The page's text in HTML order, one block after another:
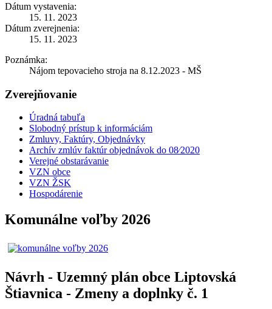
Dátum vystavenia:
15. 11. 2023
Dátum zverejnenia:
15. 11. 2023
Poznámka:
Nájom tepovacieho stroja na 8.12.2023 - MŠ
Zverejňovanie
Úradná tabuľa
Slobodný prístup k informáciám
Zmluvy, Faktúry, Objednávky
Archív zmlúv faktúr objednávok do 08⁄2020
Verejné obstarávanie
VZN obce
VZN ŽSK
Hospodárenie
Komunálne voľby 2026
Návrh - Uzemný plán obce Liptovská
Štiavnica - Zmeny a doplnky č. 1